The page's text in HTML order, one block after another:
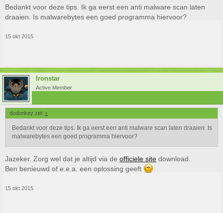
5. Het probleem onder Windows 10.
Hmm, balen. Anders bij apparaat eigenschappen de audio driver
of verwijderen en een standaard Windows audio driver installeren.
Helaas kan ik geen quick-fix uit mijn mouw schudden
maar ik hoop
dat je hiermee
een stukje verder komt.
Bedankt voor deze tips. Ik ga eerst een anti malware scan laten
draaien. Is malwarebytes een goed programma hiervoor?
15 okt 2015
Ironstar
Active Member
dodonkey zei: ↑
Bedankt voor deze tips. Ik ga eerst een anti malware scan laten draaien. Is
malwarebytes een goed programma hiervoor?
Jazeker. Zorg wel dat je altijd via de officiele site download.
Ben benieuwd of e.e.a. een oplossing geeft
15 okt 2015